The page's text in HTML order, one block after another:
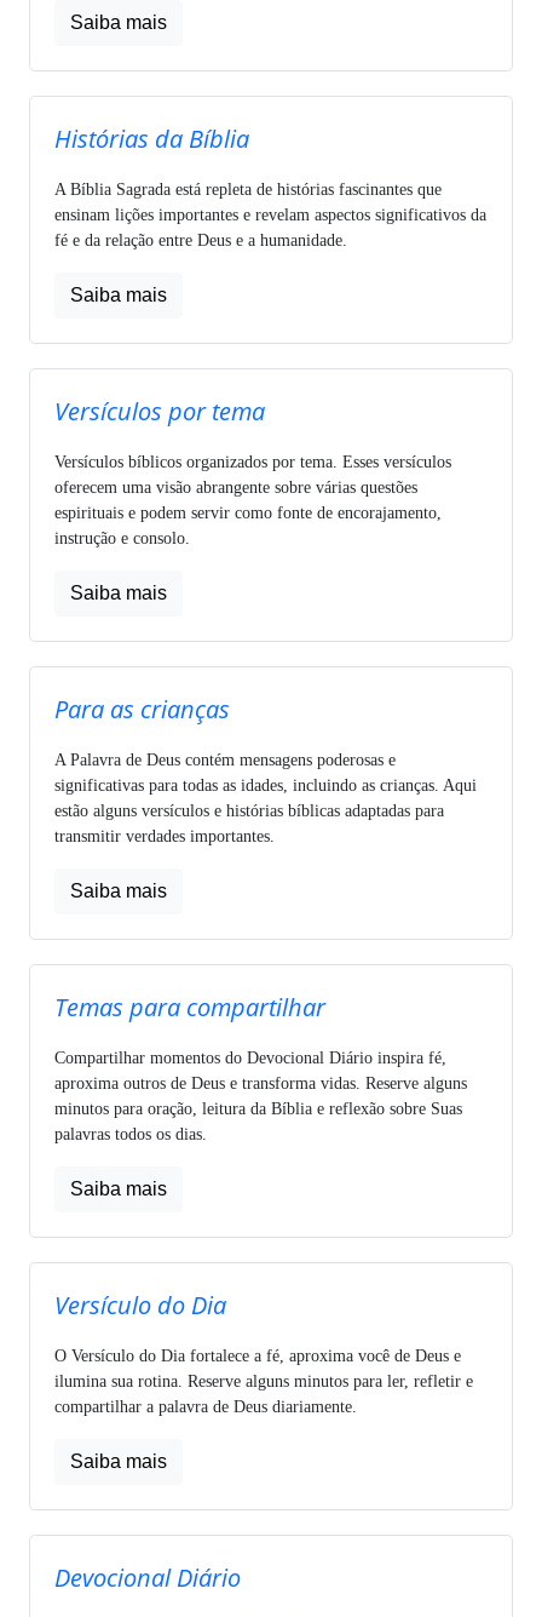
Saiba mais
Histórias da Bíblia
A Bíblia Sagrada está repleta de histórias fascinantes que
ensinam lições importantes e revelam aspectos significativos da
fé e da relação entre Deus e a humanidade.
Saiba mais
Versículos por tema
Versículos bíblicos organizados por tema. Esses versículos
oferecem uma visão abrangente sobre várias questões
espirituais e podem servir como fonte de encorajamento,
instrução e consolo.
Saiba mais
Para as crianças
A Palavra de Deus contém mensagens poderosas e
significativas para todas as idades, incluindo as crianças. Aqui
estão alguns versículos e histórias bíblicas adaptadas para
transmitir verdades importantes.
Saiba mais
Temas para compartilhar
Compartilhar momentos do Devocional Diário inspira fé,
aproxima outros de Deus e transforma vidas. Reserve alguns
minutos para oração, leitura da Bíblia e reflexão sobre Suas
palavras todos os dias.
Saiba mais
Versículo do Dia
O Versículo do Dia fortalece a fé, aproxima você de Deus e
ilumina sua rotina. Reserve alguns minutos para ler, refletir e
compartilhar a palavra de Deus diariamente.
Saiba mais
Devocional Diário